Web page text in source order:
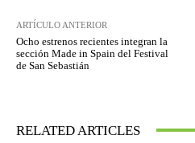
ARTÍCULO ANTERIOR
Ocho estrenos recientes integran la
sección Made in Spain del Festival
de San Sebastián
RELATED ARTICLES